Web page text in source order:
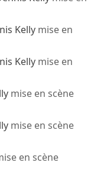
Kellymise en
Kellymise en
mise en scène
mise en scène
en scène